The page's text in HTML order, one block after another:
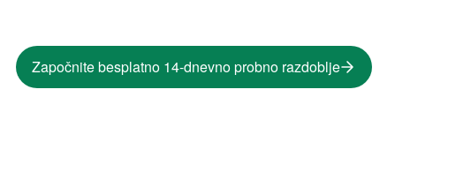
Započnite besplatno 14-dnevno probno razdoblje